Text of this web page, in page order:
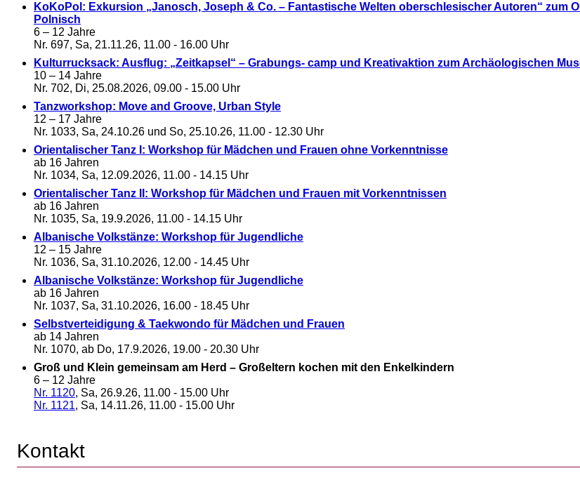
KoKoPol: Exkursion „Janosch, Joseph & Co. – Fantastische Welten oberschlesischer Autoren“ zum
Polnisch
6 – 12 Jahre
Nr. 697, Sa, 21.11.26, 11.00 - 16.00 Uhr
Kulturrucksack: Ausflug: „Zeitkapsel“ – Grabungs- camp und Kreativaktion zum Archäologischen
10 – 14 Jahre
Nr. 702, Di, 25.08.2026, 09.00 - 15.00 Uhr
Tanzworkshop: Move and Groove, Urban Style
12 – 17 Jahre
Nr. 1033, Sa, 24.10.26 und So, 25.10.26, 11.00 - 12.30 Uhr
Orientalischer Tanz I: Workshop für Mädchen und Frauen ohne Vorkenntnisse
ab 16 Jahren
Nr. 1034, Sa, 12.09.2026, 11.00 - 14.15 Uhr
Orientalischer Tanz II: Workshop für Mädchen und Frauen mit Vorkenntnissen
ab 16 Jahren
Nr. 1035, Sa, 19.9.2026, 11.00 - 14.15 Uhr
Albanische Volkstänze: Workshop für Jugendliche
12 – 15 Jahre
Nr. 1036, Sa, 31.10.2026, 12.00 - 14.45 Uhr
Albanische Volkstänze: Workshop für Jugendliche
ab 16 Jahren
Nr. 1037, Sa, 31.10.2026, 16.00 - 18.45 Uhr
Selbstverteidigung & Taekwondo für Mädchen und Frauen
ab 14 Jahren
Nr. 1070, ab Do, 17.9.2026, 19.00 - 20.30 Uhr
Groß und Klein gemeinsam am Herd – Großeltern kochen mit den Enkelkindern
6 – 12 Jahre
Nr. 1120, Sa, 26.9.26, 11.00 - 15.00 Uhr
Nr. 1121, Sa, 14.11.26, 11.00 - 15.00 Uhr
Kontakt